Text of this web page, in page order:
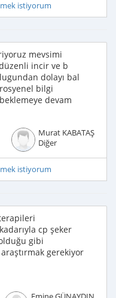
istiyorum
mevsimi
incir ve b
dolayı bal
bilgi
devam
Murat KABATAŞ
Diğer
istiyorum
cp şeker
gibi
gerekiyor